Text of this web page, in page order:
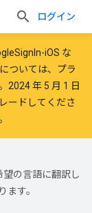
ログイン
iOS な
ついては、プラ
2024 年 5 月 1 日
ードしてくださ
の言語に翻訳し
ます。